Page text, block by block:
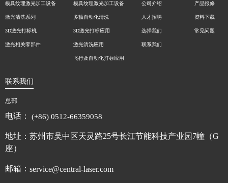
模具纹理激光加工设备
激光清洗系列
3D激光打标机
激光相关零部件
模具纹理激光加工设备
多轴自动化清洗
3D激光打标应用
激光清洗应用
飞行及自动化打标应用
公司介绍
人才招聘
选择我们
联系我们
产品报修
资料下载
常见问题
联系我们
总部
电话： (+86) 0512-66359058
地址：苏州市吴中区天灵路25号长江节能科技产业园7幢（G
座）
邮箱： service@central-laser.com